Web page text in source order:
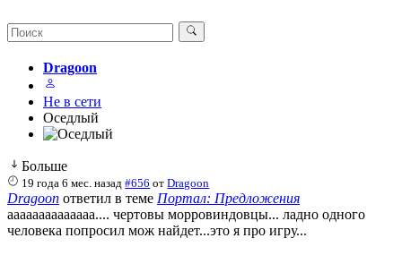
Dragoon
Не в сети
Оседлый
Больше
19 года 6 мес. назад #656 отDragoon
Dragoon ответил в теме Портал: Предложения
аааааааааааааа.... чертовы морровиндовцы... ладно одного
человека попросил мож найдет...это я про игру...